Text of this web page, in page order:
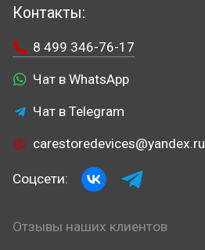
Контакты:
8 499 346-76-17
Чат в WhatsApp
Чат в Telegram
carestoredevices@yandex.ru
Соцсети:
Отзывы наших клиентов